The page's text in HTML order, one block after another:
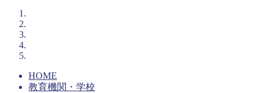
HOME
教育機関・学校